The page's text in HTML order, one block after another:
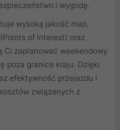
i wygodę.
wysoką jakość map,
of Interest) oraz
Ci zaplanować weekendowy
poza granice kraju. Dzięki
efektywność przejazdu i
związanych z